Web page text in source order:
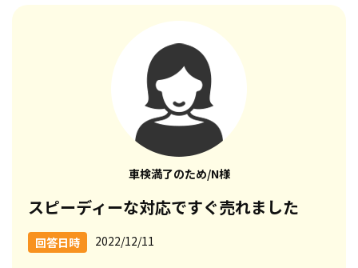
車検満了のため/N様
スピーディーな対応ですぐ売れました
回答日時 2022/12/11